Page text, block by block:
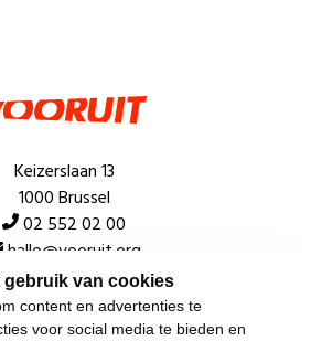
gebruik van cookies
content en advertenties te
voor social media te bieden en
Keizerslaan 13
1000 Brussel
02 552 02 00
hallo@vooruit.org
Snel